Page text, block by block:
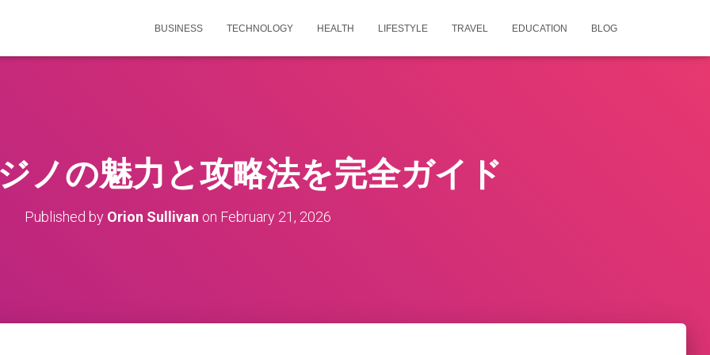
BUSINESS TECHNOLOGY HEALTH LIFESTYLE TRAVEL EDUCATION BLOG
ノの魅力と攻略法を完全ガイド
Published by Orion Sullivan on February 21, 2026